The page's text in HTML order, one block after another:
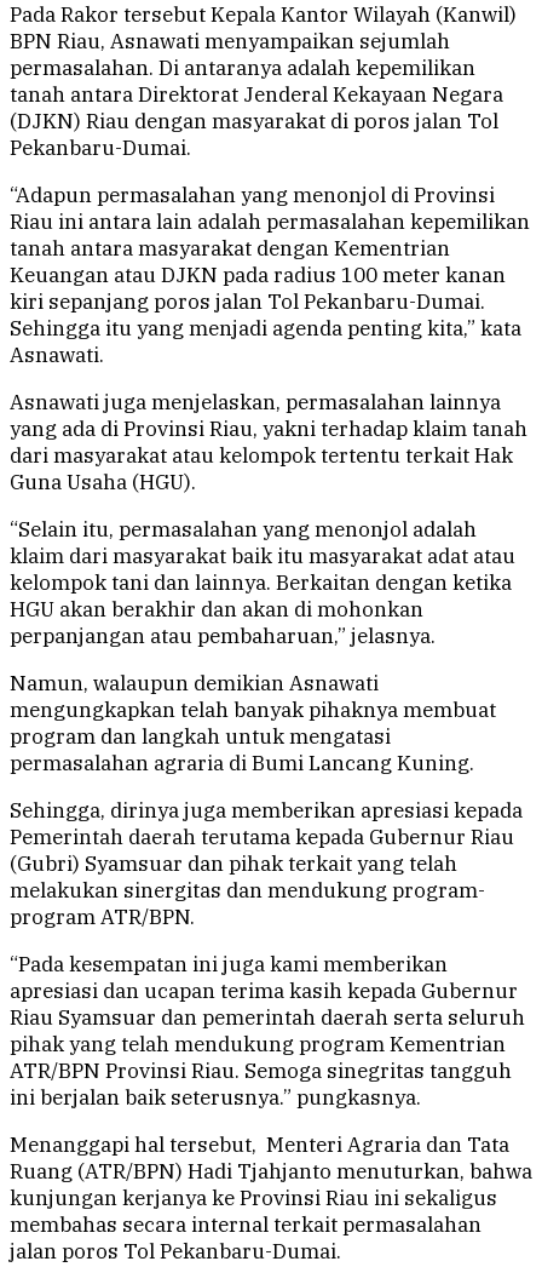
Pada Rakor tersebut Kepala Kantor Wilayah (Kanwil)
BPN Riau, Asnawati menyampaikan sejumlah
permasalahan. Di antaranya adalah kepemilikan
tanah antara Direktorat Jenderal Kekayaan Negara
(DJKN) Riau dengan masyarakat di poros jalan Tol
Pekanbaru-Dumai.
“Adapun permasalahan yang menonjol di Provinsi
Riau ini antara lain adalah permasalahan kepemilikan
tanah antara masyarakat dengan Kementrian
Keuangan atau DJKN pada radius 100 meter kanan
kiri sepanjang poros jalan Tol Pekanbaru-Dumai.
Sehingga itu yang menjadi agenda penting kita,” kata
Asnawati.
Asnawati juga menjelaskan, permasalahan lainnya
yang ada di Provinsi Riau, yakni terhadap klaim tanah
dari masyarakat atau kelompok tertentu terkait Hak
Guna Usaha (HGU).
“Selain itu, permasalahan yang menonjol adalah
klaim dari masyarakat baik itu masyarakat adat atau
kelompok tani dan lainnya. Berkaitan dengan ketika
HGU akan berakhir dan akan di mohonkan
perpanjangan atau pembaharuan,” jelasnya.
Namun, walaupun demikian Asnawati
mengungkapkan telah banyak pihaknya membuat
program dan langkah untuk mengatasi
permasalahan agraria di Bumi Lancang Kuning.
Sehingga, dirinya juga memberikan apresiasi kepada
Pemerintah daerah terutama kepada Gubernur Riau
(Gubri) Syamsuar dan pihak terkait yang telah
melakukan sinergitas dan mendukung program-
program ATR/BPN.
“Pada kesempatan ini juga kami memberikan
apresiasi dan ucapan terima kasih kepada Gubernur
Riau Syamsuar dan pemerintah daerah serta seluruh
pihak yang telah mendukung program Kementrian
ATR/BPN Provinsi Riau. Semoga sinegritas tangguh
ini berjalan baik seterusnya.” pungkasnya.
Menanggapi hal tersebut, Menteri Agraria dan Tata
Ruang (ATR/BPN) Hadi Tjahjanto menuturkan, bahwa
kunjungan kerjanya ke Provinsi Riau ini sekaligus
membahas secara internal terkait permasalahan
jalan poros Tol Pekanbaru-Dumai.